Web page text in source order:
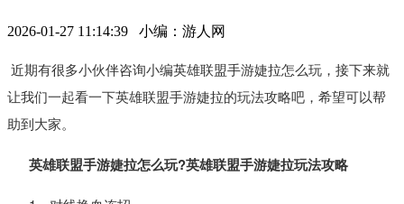
2026-01-27 11:14:39 小编：游人网
近期有很多小伙伴咨询小编英雄联盟手游婕拉怎么玩，接下来就
让我们一起看一下英雄联盟手游婕拉的玩法攻略吧，希望可以帮
助到大家。
英雄联盟手游婕拉怎么玩?英雄联盟手游婕拉玩法攻略